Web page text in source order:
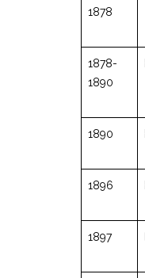
1878
1878-
1890
1890
1896
1897